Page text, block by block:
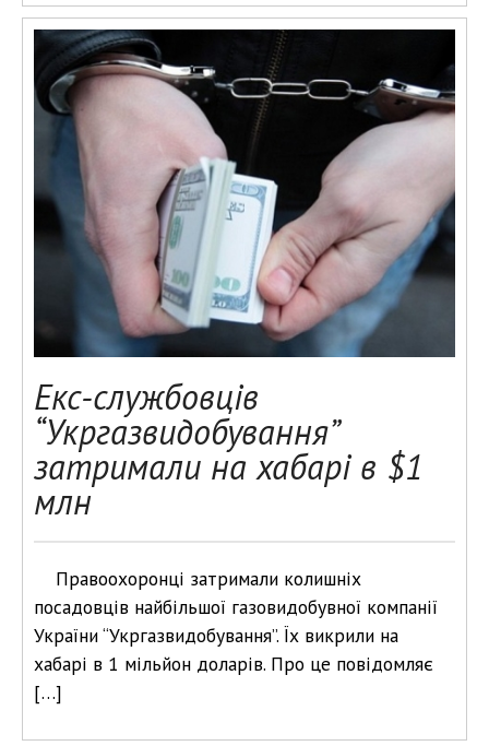
Екс-службовців
“Укргазвидобування”
затримали на хабарі в $1
млн
Правоохоронці затримали колишніх
посадовців найбільшої газовидобувної компанії
України “Укргазвидобування”. Їх викрили на
хабарі в 1 мільйон доларів. Про це повідомляє
[…]